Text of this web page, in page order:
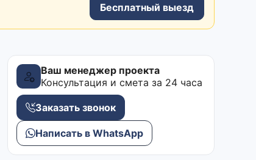
Бесплатный выезд
Ваш менеджер проекта
Консультация и смета за 24 часа
Заказать звонок
Написать в WhatsApp